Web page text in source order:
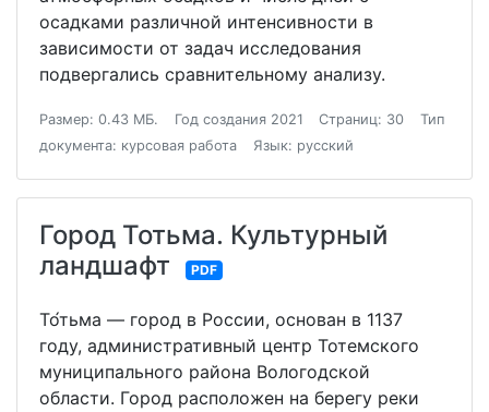
осадками различной интенсивности в
зависимости от задач исследования
подвергались сравнительному анализу.
Размер: 0.43 МБ. Год создания 2021 Страниц: 30
Тип
документа: курсовая работа
Язык: русский
Город Тотьма. Культурный
ландшафт
PDF
То́тьма — город в России, основан в 1137
году, административный центр Тотемского
муниципального района Вологодской
области. Город расположен на берегу реки